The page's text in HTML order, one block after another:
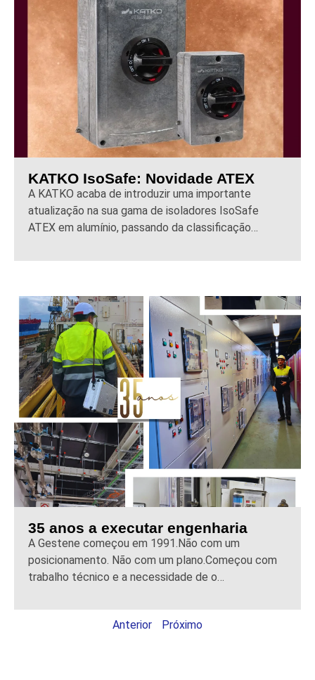
KATKO IsoSafe: Novidade ATEX
A KATKO acaba de introduzir uma importante
atualização na sua gama de isoladores IsoSafe
ATEX em alumínio, passando da classificação…
35 anos a executar engenharia
A Gestene começou em 1991.Não com um
posicionamento. Não com um plano.Começou com
trabalho técnico e a necessidade de o…
Anterior Próximo